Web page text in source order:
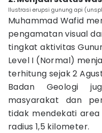
Ilustrasi erupsi gunung api
Muhammad Wafid
pengamatan visual
tingkat aktivitas
Level I (Normal)
terhitung sejak 2
Badan Geologi
masyarakat dan
tidak mendekati
radius 1,5 kilometer.